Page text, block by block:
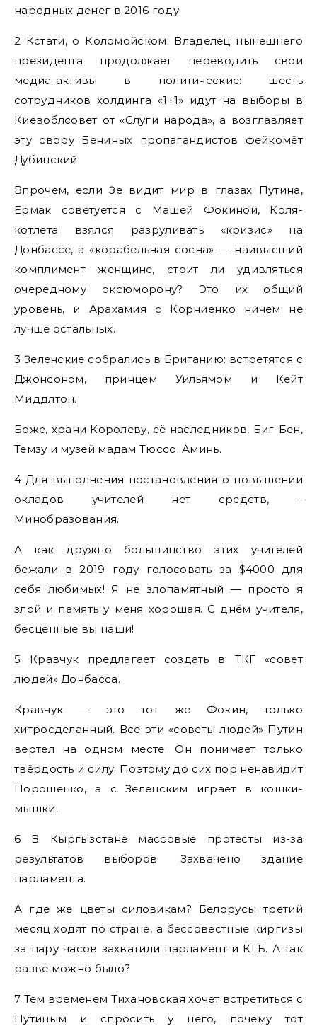
народных денег в 2016 году.
2 Кстати, о Коломойском. Владелец нынешнего
президента продолжает переводить свои
медиа-активы в политические: шесть
сотрудников холдинга «1+1» идут на выборы в
Киевоблсовет от «Слуги народа», а возглавляет
эту свору Бениных пропагандистов фейкомёт
Дубинский.
Впрочем, если Зе видит мир в глазах Путина,
Ермак советуется с Машей Фокиной, Коля-
котлета взялся разруливать «кризис» на
Донбассе, а «корабельная сосна» — наивысший
комплимент женщине, стоит ли удивляться
очередному оксюморону? Это их общий
уровень, и Арахамия с Корниенко ничем не
лучше остальных.
3 Зеленские собрались в Британию: встретятся с
Джонсоном, принцем Уильямом и Кейт
Миддлтон.
Боже, храни Королеву, её наследников, Биг-Бен,
Темзу и музей мадам Тюссо. Аминь.
4 Для выполнения постановления о повышении
окладов учителей нет средств, –
Минобразования.
А как дружно большинство этих учителей
бежали в 2019 году голосовать за $4000 для
себя любимых! Я не злопамятный — просто я
злой и память у меня хорошая. С днём учителя,
бесценные вы наши!
5 Кравчук предлагает создать в ТКГ «совет
людей» Донбасса.
Кравчук — это тот же Фокин, только
хитросделанный. Все эти «советы людей» Путин
вертел на одном месте. Он понимает только
твёрдость и силу. Поэтому до сих пор ненавидит
Порошенко, а с Зеленским играет в кошки-
мышки.
6 В Кыргызстане массовые протесты из-за
результатов выборов. Захвачено здание
парламента.
А где же цветы силовикам? Белорусы третий
месяц ходят по стране, а бессовестные киргизы
за пару часов захватили парламент и КГБ. А так
разве можно было?
7 Тем временем Тихановская хочет встретиться с
Путиным и спросить у него, почему тот